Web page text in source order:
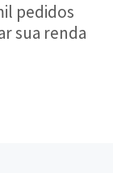
pedidos
sua renda